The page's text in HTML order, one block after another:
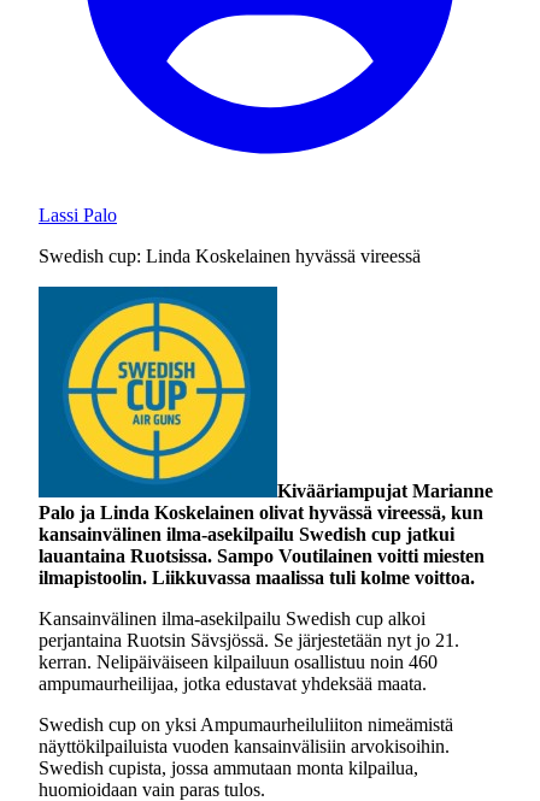
Lassi Palo
Swedish cup: Linda Koskelainen hyvässä vireessä
Kivääriampujat Marianne
Palo ja Linda Koskelainen olivat hyvässä vireessä, kun
kansainvälinen ilma-asekilpailu Swedish cup jatkui
lauantaina Ruotsissa. Sampo Voutilainen voitti miesten
ilmapistoolin. Liikkuvassa maalissa tuli kolme voittoa.
Kansainvälinen ilma-asekilpailu Swedish cup alkoi
perjantaina Ruotsin Sävsjössä. Se järjestetään nyt jo 21.
kerran. Nelipäiväiseen kilpailuun osallistuu noin 460
ampumaurheilijaa, jotka edustavat yhdeksää maata.
Swedish cup on yksi Ampumaurheiluliiton nimeämistä
näyttökilpailuista vuoden kansainvälisiin arvokisoihin.
Swedish cupista, jossa ammutaan monta kilpailua,
huomioidaan vain paras tulos.